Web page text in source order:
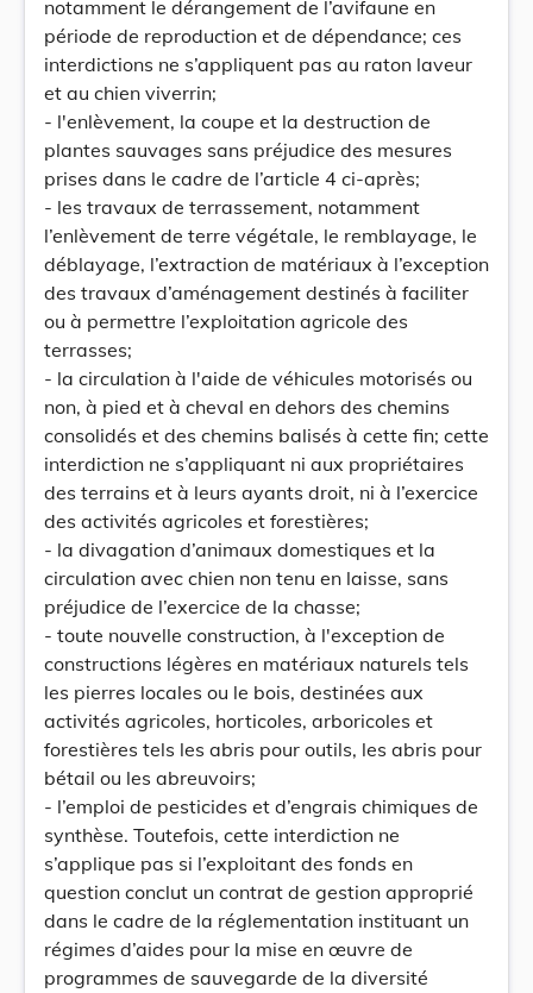
notamment le dérangement de l’avifaune en
période de reproduction et de dépendance; ces
interdictions ne s’appliquent pas au raton laveur
et au chien viverrin;
- l'enlèvement, la coupe et la destruction de
plantes sauvages sans préjudice des mesures
prises dans le cadre de l’article 4 ci-après;
- les travaux de terrassement, notamment
l’enlèvement de terre végétale, le remblayage, le
déblayage, l’extraction de matériaux à l’exception
des travaux d’aménagement destinés à faciliter
ou à permettre l’exploitation agricole des
terrasses;
- la circulation à l'aide de véhicules motorisés ou
non, à pied et à cheval en dehors des chemins
consolidés et des chemins balisés à cette fin; cette
interdiction ne s’appliquant ni aux propriétaires
des terrains et à leurs ayants droit, ni à l’exercice
des activités agricoles et forestières;
- la divagation d’animaux domestiques et la
circulation avec chien non tenu en laisse, sans
préjudice de l’exercice de la chasse;
- toute nouvelle construction, à l'exception de
constructions légères en matériaux naturels tels
les pierres locales ou le bois, destinées aux
activités agricoles, horticoles, arboricoles et
forestières tels les abris pour outils, les abris pour
bétail ou les abreuvoirs;
- l’emploi de pesticides et d’engrais chimiques de
synthèse. Toutefois, cette interdiction ne
s’applique pas si l’exploitant des fonds en
question conclut un contrat de gestion approprié
dans le cadre de la réglementation instituant un
régimes d’aides pour la mise en œuvre de
programmes de sauvegarde de la diversité